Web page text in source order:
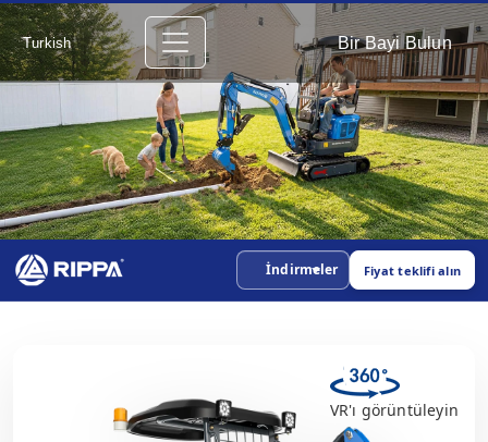
Turkish Bir Bayi Bulun
İndirmeler Fiyat teklifi alın
VR'ı görüntüleyin